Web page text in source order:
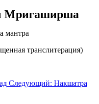
Мригаширша
транслитерация)
Следующий: Накшатра